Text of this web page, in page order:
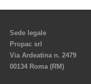
Sede legale
Propac srl
Via Ardeatina n. 2479
00134 Roma (RM)